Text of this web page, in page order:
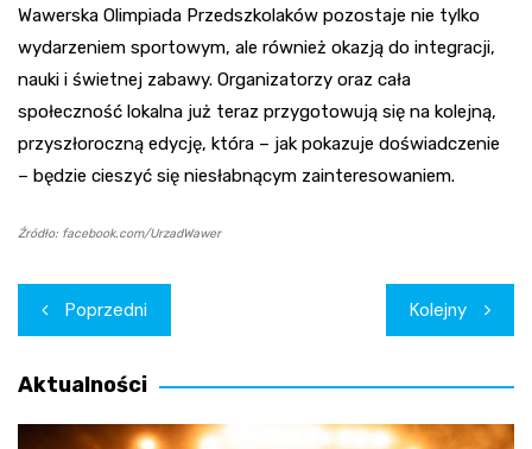
Wawerska Olimpiada Przedszkolaków pozostaje nie tylko
wydarzeniem sportowym, ale również okazją do integracji,
nauki i świetnej zabawy. Organizatorzy oraz cała
społeczność lokalna już teraz przygotowują się na kolejną,
przyszłoroczną edycję, która – jak pokazuje doświadczenie
– będzie cieszyć się niesłabnącym zainteresowaniem.
Źródło: facebook.com/UrzadWawer
Nawigacja
wpisu
Poprzedni Kolejny
Aktualności